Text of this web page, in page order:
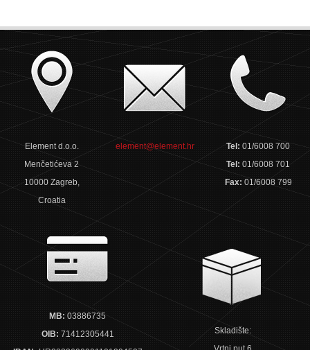
Element d.o.o.
Menčetićeva 2
10000 Zagreb,
Croatia
element@element.hr Tel:01/6008 700
Tel:01/6008 701
Fax: 01/6008 799
MB: 03886735
OIB: 71412305441
Skladište: